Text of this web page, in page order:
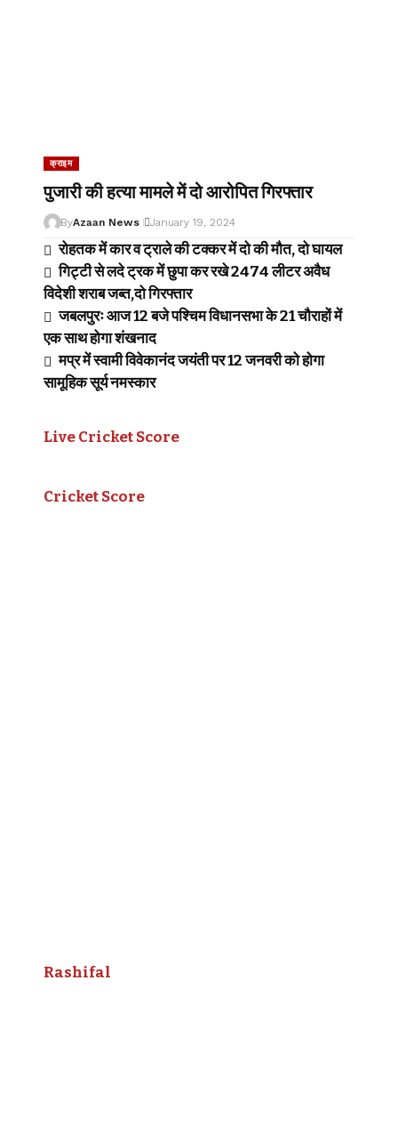
क्राइम
पुजारी की हत्या मामले में दो आरोपित गिरफ्तार
ByAzaan News January 19, 2024
रोहतक में कार व ट्राले की टक्कर में दो की मौत, दो घायल
गिट्टी से लदे ट्रक में छुपा कर रखे 2474 लीटर अवैध
विदेशी शराब जब्त,दो गिरफ्तार
जबलपुरः आज 12 बजे पश्चिम विधानसभा के 21 चौराहों में
एक साथ होगा शंखनाद
मप्र में स्वामी विवेकानंद जयंती पर 12 जनवरी को होगा
सामूहिक सूर्य नमस्कार
Live Cricket Score
Cricket Score
Rashifal